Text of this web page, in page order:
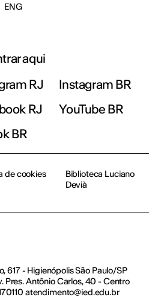
ENG
aqui
RJ
Instagram BR
RJ
YouTube BR
BR
617 - Higienópolis São Paulo/SP
Antônio Carlos, 40 - Centro
atendimento@ied.edu.br
de cookies
Biblioteca Luciano
Devià